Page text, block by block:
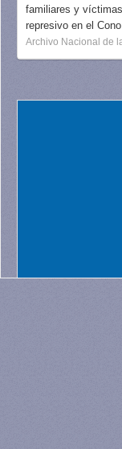
familiares y
represivo en el
Archivo Nacional de